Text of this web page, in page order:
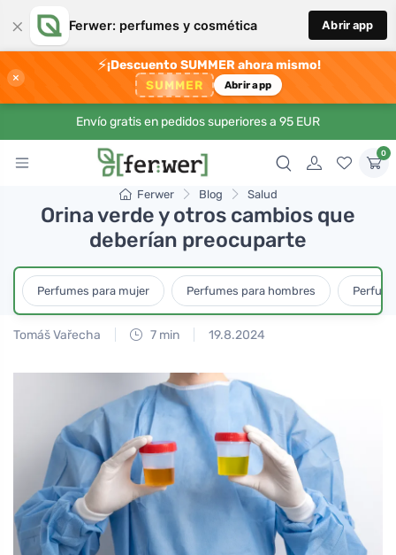
× Ferwer: perfumes y cosmética Abrir app
×
⚡¡Descuento SUMMER ahora mismo!
SUMMER Abrir app
Envío gratis en pedidos superiores a 95 EUR
0
Ferwer Blog Salud
Orina verde y otros cambios que
deberían preocuparte
Perfumes para mujer Perfumes para hombres
Tomáš Vařecha 7 min 19.8.2024